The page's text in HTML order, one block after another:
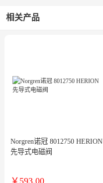
相关产品
Norgren诺冠 8012750 HERION
先导式电磁阀